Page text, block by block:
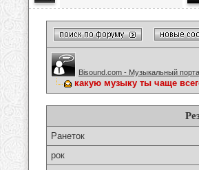
Bisound.com - Музыкальный
какую музыку ты чаще
Ранеток
рок